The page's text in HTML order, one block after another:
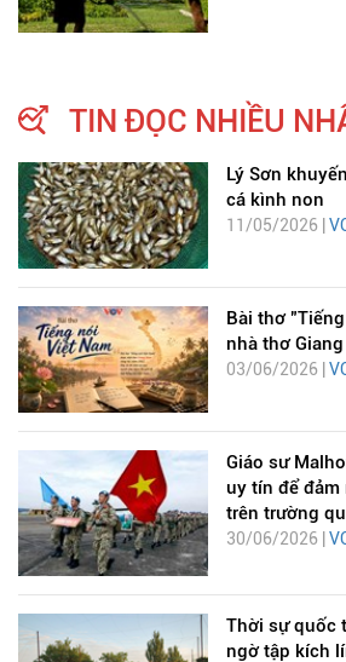
TIN ĐỌC NHIỀU
Lý Sơn
cá kình non
11/05/2026 |
Bài thơ
nhà thơ
03/06/2026 |
Giáo sư
uy tín để đảm
trên trường
30/06/2026 |
Thời sự quốc
ngờ tập kích